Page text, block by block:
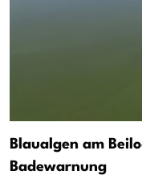
Blaualgen am
Badewarnung